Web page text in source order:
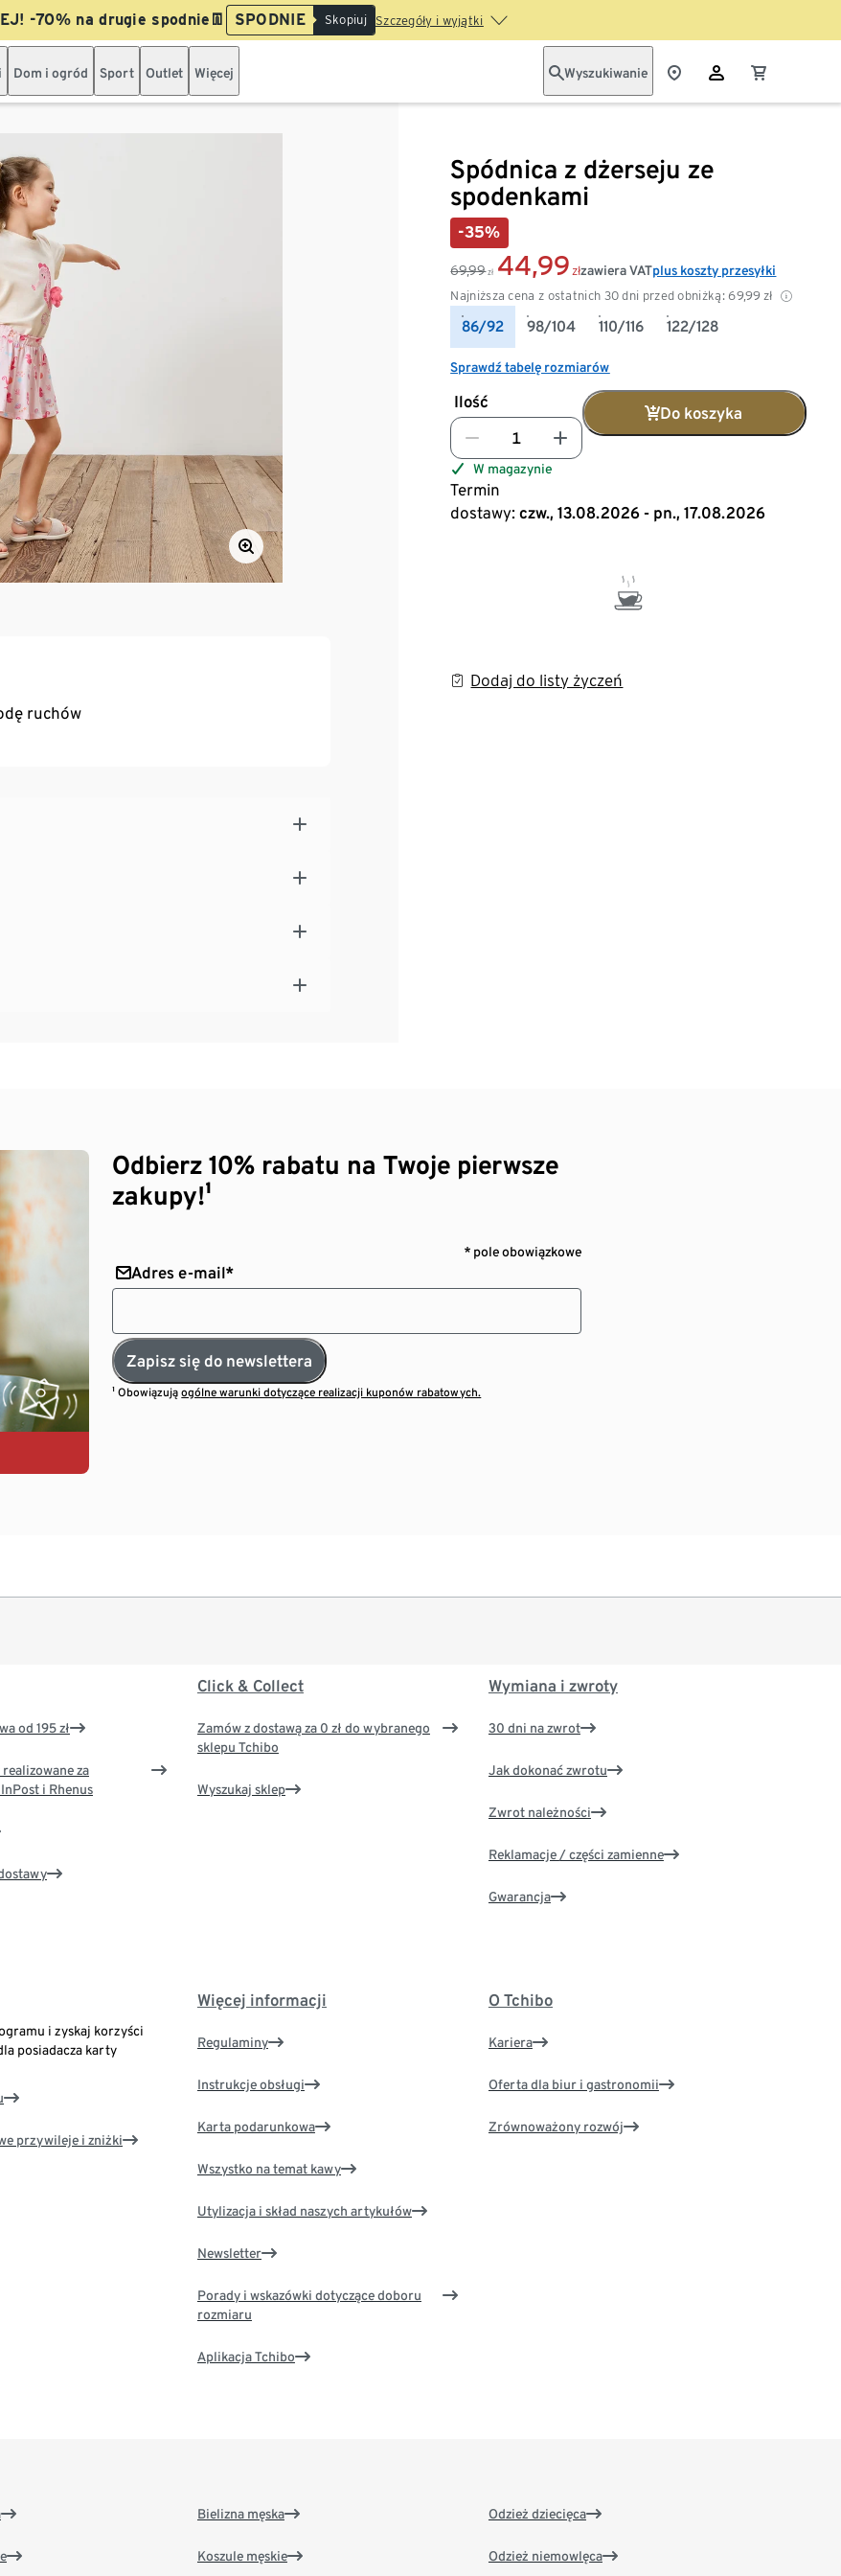
-70% na drugie spodnie👖 SPODNIE Skopiuj Szczegóły i wyjątki
Dom i ogród Sport Outlet Więcej Wyszukiwanie
Spódnica z dżerseju ze
spodenkami
-35%
69,99 zł 44,99 zł
Najniższa cena z ostatnich 30 dni przed obniżką: 69,99 zł
zawiera VATplus koszty przesyłki
86/92 98/104 110/116 122/128
Sprawdź tabelę rozmiarów
Ilość
Do koszyka
W magazynie
Termin
dostawy: czw., 13.08.2026 - pn., 17.08.2026
Dodaj do listy życzeń
ruchów
Odbierz 10% rabatu na Twoje pierwsze
zakupy!¹
* pole obowiązkowe
Adres e-mail*
Zapisz się do newslettera
¹ Obowiązująogólne warunki dotyczące realizacji kuponów rabatowych.
od 195 zł
za
i Rhenus
Click & Collect
Zamów z dostawą za 0 zł do wybranego
sklepu Tchibo
Wyszukaj sklep
Wymiana i zwroty
30 dni na zwrot
Jak dokonać zwrotu
Zwrot należności
Reklamacje / części zamienne
Gwarancja
i zyskaj korzyści
posiadacza karty
przywileje i zniżki
Więcej informacji
Regulaminy
Instrukcje obsługi
Karta podarunkowa
Wszystko na temat kawy
Utylizacja i skład naszych artykułów
Newsletter
Porady i wskazówki dotyczące doboru
rozmiaru
Aplikacja Tchibo
O Tchibo
Kariera
Oferta dla biur i gastronomii
Zrównoważony rozwój
Bielizna męska
Koszule męskie
Odzież dziecięca
Odzież niemowlęca